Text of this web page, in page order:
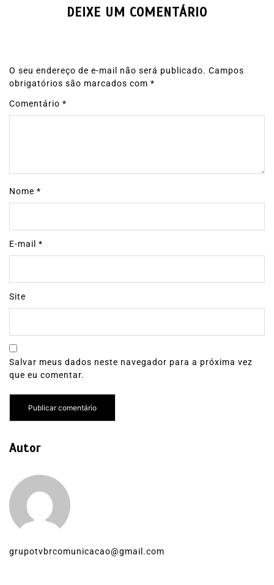
DEIXE UM COMENTÁRIO
O seu endereço de e-mail não será publicado. Campos
obrigatórios são marcados com *
Comentário *
Nome *
E-mail *
Site
Salvar meus dados neste navegador para a próxima vez
que eu comentar.
Autor
grupotvbrcomunicacao@gmail.com